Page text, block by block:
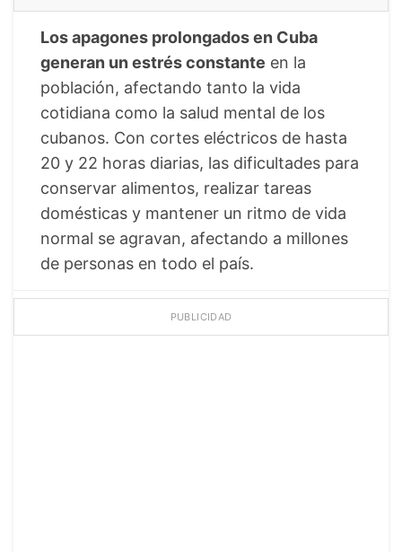
Los apagones prolongados en Cuba
generan un estrés constante en la
población, afectando tanto la vida
cotidiana como la salud mental de los
cubanos. Con cortes eléctricos de hasta
20 y 22 horas diarias, las dificultades para
conservar alimentos, realizar tareas
domésticas y mantener un ritmo de vida
normal se agravan, afectando a millones
de personas en todo el país.
PUBLICIDAD